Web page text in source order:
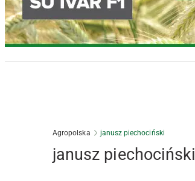
Agropolska janusz piechociński
janusz piechociński